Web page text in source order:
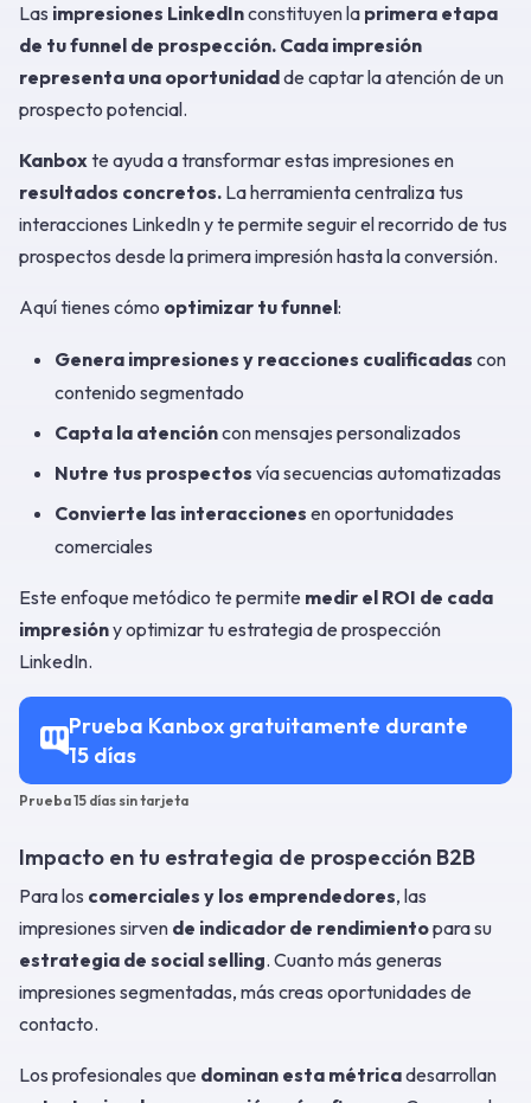
Las impresiones LinkedInconstituyen la primera etapa
de tu funnel de prospección. Cada impresión
representa una oportunidadde captar la atención de un
prospecto potencial.
Kanboxte ayuda a transformar estas impresiones en
resultados concretos. La herramienta centraliza tus
interacciones LinkedIn y te permite seguir el recorrido de tus
prospectos desde la primera impresión hasta la conversión.
Aquí tienes cómo optimizar tu funnel:
Genera impresiones y reacciones cualificadas con
contenido segmentado
Capta la atencióncon mensajes personalizados
Nutre tus prospectos vía secuencias automatizadas
Convierte las interacciones en oportunidades
comerciales
Este enfoque metódico te permite medir el ROI de cada
impresióny optimizar tu estrategia de prospección
LinkedIn.
Prueba Kanbox gratuitamente durante
15 días
Prueba 15 días sin tarjeta
Impacto en tu estrategia de prospección B2B
Para los comerciales y los emprendedores, las
impresiones sirven de indicador de rendimientopara su
estrategia de social selling. Cuanto más generas
impresiones segmentadas, más creas oportunidades de
contacto.
Los profesionales que dominan esta métricadesarrollan